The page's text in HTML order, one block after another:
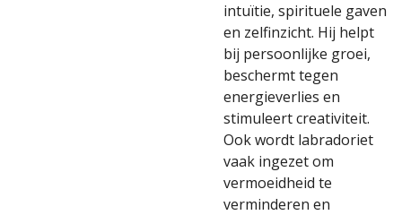
intuïtie, spirituele gaven
en zelfinzicht. Hij helpt
bij persoonlijke groei,
beschermt tegen
energieverlies en
stimuleert creativiteit.
Ook wordt labradoriet
vaak ingezet om
vermoeidheid te
verminderen en